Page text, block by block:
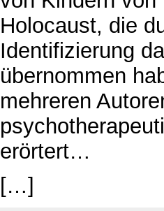
Holocaust, die
Identifizierung
übernommen
mehreren
erörtert…
[…]